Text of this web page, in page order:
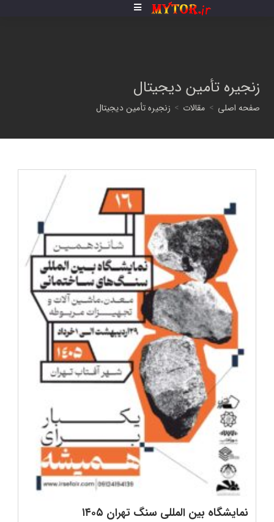
زنجیره تأمین دیجیتال
صفحه اصلی > مقالات > زنجیره تأمین دیجیتال
نمایشگاه بین‌ المللی سنگ تهران ۱۴۰۵